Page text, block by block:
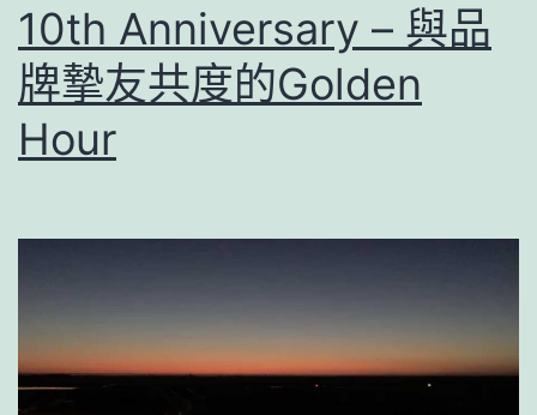
10th Anniversary – 與品
牌摯友共度的Golden
Hour